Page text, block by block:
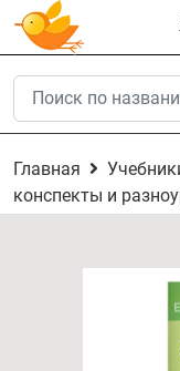
Главная
конспекты и